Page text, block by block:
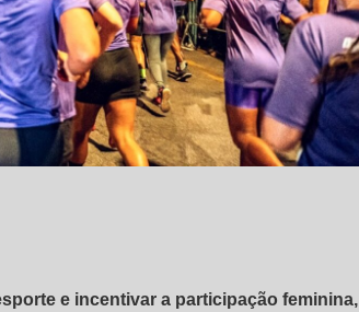
e incentivar a participação feminina,